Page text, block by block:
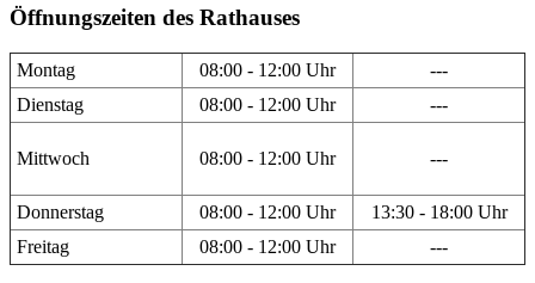
Öffnungszeiten des Rathauses
Montag 08:00 - 12:00 Uhr
---
Dienstag
08:00 - 12:00 Uhr ---
Mittwoch 08:00 - 12:00 Uhr ---
Donnerstag 08:00 - 12:00 Uhr
13:30 - 18:00 Uhr
Freitag
08:00 - 12:00 Uhr ---